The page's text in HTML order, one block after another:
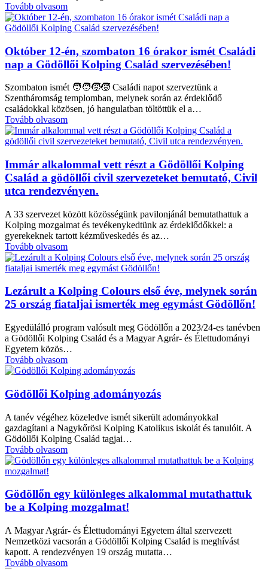
Tovább olvasom
Október 12-én, szombaton 16 órakor ismét Családi
nap a Gödöllői Kolping Család szervezésében!
Szombaton ismét 🧑‍🧑‍🧒‍🧒 Családi napot szerveztünk a
Szentháromság templomban, melynek során az érdeklődő
családokkal közösen, jó hangulatban töltöttük el a…
Tovább olvasom
Immár alkalommal vett részt a Gödöllői Kolping
Család a gödöllői civil szervezeteket bemutató, Civil
utca rendezvényen.
A 33 szervezet között közösségünk pavilonjánál bemutathattuk a
Kolping mozgalmat és tevékenykedtünk az érdeklődőkkel: a
gyerekeknek tartott kézműveskedés és az…
Tovább olvasom
Lezárult a Kolping Colours első éve, melynek során
25 ország fiataljai ismerték meg egymást Gödöllőn!
Egyedülálló program valósult meg Gödöllőn a 2023/24-es tanévben
a Gödöllői Kolping Család és a Magyar Agrár- és Élettudományi
Egyetem közös…
Tovább olvasom
Gödöllői Kolping adományozás
A tanév végéhez közeledve ismét sikerült adományokkal
gazdagítani a Nagykőrösi Kolping Katolikus iskolát és tanulóit. A
Gödöllői Kolping Család tagjai…
Tovább olvasom
Gödöllőn egy különleges alkalommal mutathattuk
be a Kolping mozgalmat!
A Magyar Agrár- és Élettudományi Egyetem által szervezett
Nemzetközi vacsorán a Gödöllői Kolping Család is meghívást
kapott. A rendezvényen 19 ország mutatta…
Tovább olvasom